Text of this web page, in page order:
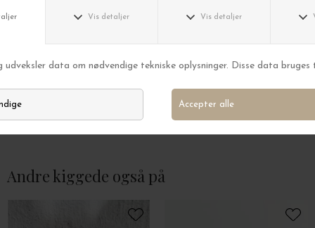
Ø-Flødekande, Ø8*9 Fl. farver
Andre kiggede også på